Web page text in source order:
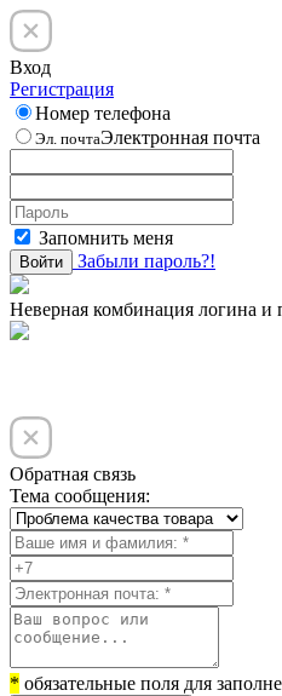
Вход
Регистрация
Номер телефона
Эл. почтаЭлектронная почта
Запомнить меня
Войти Забыли пароль?!
Неверная комбинация логина и
Обратная связь
Тема сообщения:
* обязательные поля для